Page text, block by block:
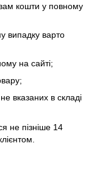
кошти у повному
випадку варто
на сайті;
вказаних в складі
не пізніше 14